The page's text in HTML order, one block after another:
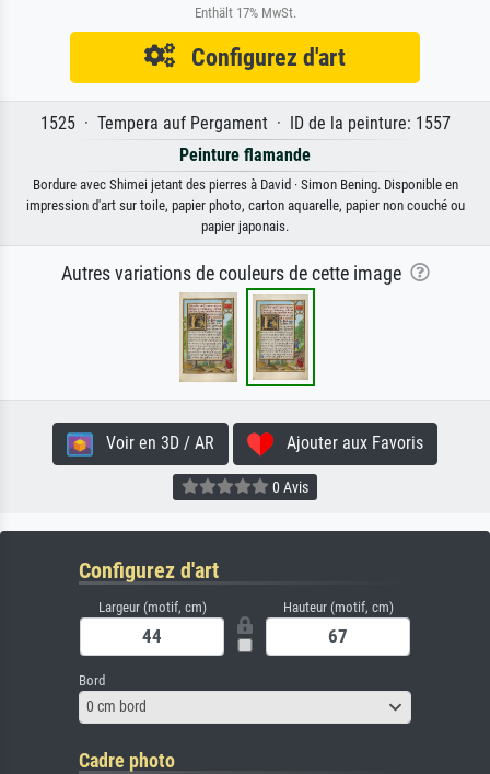
Enthält 17% MwSt.
Configurez d'art
1525 · Tempera auf Pergament · ID de la peinture: 1557
Peinture flamande
Bordure avec Shimei jetant des pierres à David · Simon Bening. Disponible en
impression d'art sur toile, papier photo, carton aquarelle, papier non couché ou
papier japonais.
Autres variations de couleurs de cette image
Voir en 3D / AR Ajouter aux Favoris
0 Avis
Configurez d'art
Largeur (motif, cm) Hauteur (motif, cm)
Bord
0 cm bord
Cadre photo